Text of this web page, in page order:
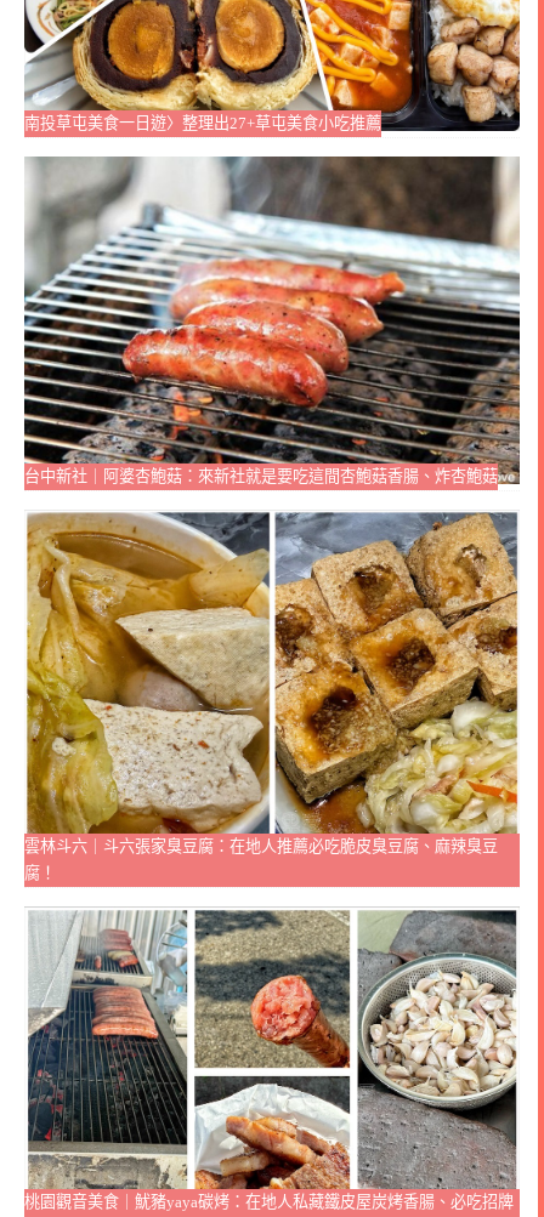
南投草屯美食一日遊〉整理出27+草屯美食小吃推薦
台中新社｜阿婆杏鮑菇：來新社就是要吃這間杏鮑菇香腸、炸杏鮑菇
雲林斗六｜斗六張家臭豆腐：在地人推薦必吃脆皮臭豆腐、麻辣臭豆
腐！
桃園觀音美食｜魷豬yaya碳烤：在地人私藏鐵皮屋炭烤香腸、必吃招牌